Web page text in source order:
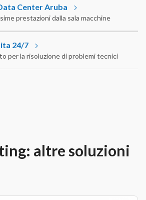
Center Aruba
prestazioni dalla sala macchine
24/7
per la risoluzione di problemi tecnici
altre soluzioni